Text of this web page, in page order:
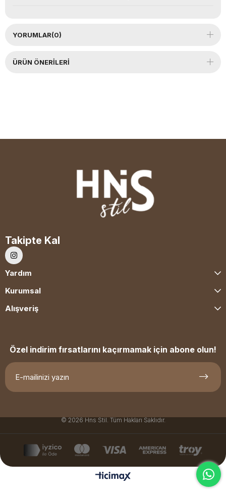
YORUMLAR(0)
ÜRÜN ÖNERILERI
Takipte Kal
Yardım
Kurumsal
Alışveriş
Özel indirim fırsatlarını kaçırmamak için abone olun!
© 2026 Hns Stil. Tüm Hakları Saklıdır.